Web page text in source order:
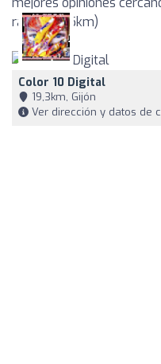
radio de 35km)
Color 10 Digital
19,3km, Gijón
Ver dirección y datos de